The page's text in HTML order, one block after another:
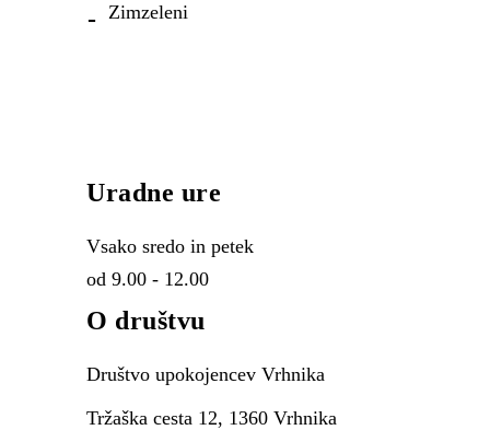
Zimzeleni
Uradne ure
Vsako sredo in petek
od 9.00 - 12.00
O društvu
Društvo upokojencev Vrhnika
Tržaška cesta 12, 1360 Vrhnika